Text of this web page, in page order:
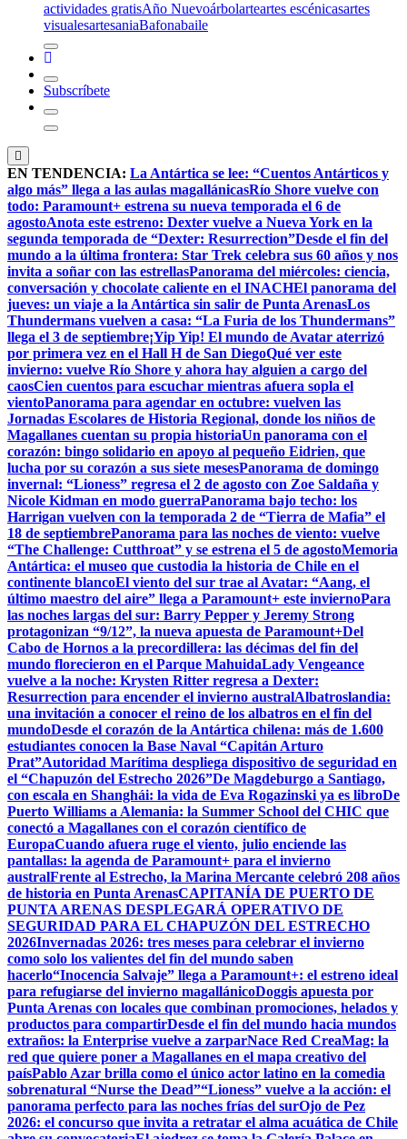
actividades gratisAño Nuevoárbolarteartes escénicasartes
visualesartesaniaBafonabaile
Subscríbete
EN TENDENCIA: La Antártica se lee: “Cuentos Antárticos y
algo más” llega a las aulas magallánicasRío Shore vuelve con
todo: Paramount+ estrena su nueva temporada el 6 de
agostoAnota este estreno: Dexter vuelve a Nueva York en la
segunda temporada de “Dexter: Resurrection”Desde el fin del
mundo a la última frontera: Star Trek celebra sus 60 años y nos
invita a soñar con las estrellasPanorama del miércoles: ciencia,
conversación y chocolate caliente en el INACHEl panorama del
jueves: un viaje a la Antártica sin salir de Punta ArenasLos
Thundermans vuelven a casa: “La Furia de los Thundermans”
llega el 3 de septiembre¡Yip Yip! El mundo de Avatar aterrizó
por primera vez en el Hall H de San DiegoQué ver este
invierno: vuelve Río Shore y ahora hay alguien a cargo del
caosCien cuentos para escuchar mientras afuera sopla el
vientoPanorama para agendar en octubre: vuelven las
Jornadas Escolares de Historia Regional, donde los niños de
Magallanes cuentan su propia historiaUn panorama con el
corazón: bingo solidario en apoyo al pequeño Eidrien, que
lucha por su corazón a sus siete mesesPanorama de domingo
invernal: “Lioness” regresa el 2 de agosto con Zoe Saldaña y
Nicole Kidman en modo guerraPanorama bajo techo: los
Harrigan vuelven con la temporada 2 de “Tierra de Mafia” el
18 de septiembrePanorama para las noches de viento: vuelve
“The Challenge: Cutthroat” y se estrena el 5 de agostoMemoria
Antártica: el museo que custodia la historia de Chile en el
continente blancoEl viento del sur trae al Avatar: “Aang, el
último maestro del aire” llega a Paramount+ este inviernoPara
las noches largas del sur: Barry Pepper y Jeremy Strong
protagonizan “9/12”, la nueva apuesta de Paramount+Del
Cabo de Hornos a la precordillera: las décimas del fin del
mundo florecieron en el Parque MahuidaLady Vengeance
vuelve a la noche: Krysten Ritter regresa a Dexter:
Resurrection para encender el invierno australAlbatroslandia:
una invitación a conocer el reino de los albatros en el fin del
mundoDesde el corazón de la Antártica chilena: más de 1.600
estudiantes conocen la Base Naval “Capitán Arturo
Prat”Autoridad Marítima despliega dispositivo de seguridad en
el “Chapuzón del Estrecho 2026”De Magdeburgo a Santiago,
con escala en Shanghái: la vida de Eva Rogazinski ya es libroDe
Puerto Williams a Alemania: la Summer School del CHIC que
conectó a Magallanes con el corazón científico de
EuropaCuando afuera ruge el viento, julio enciende las
pantallas: la agenda de Paramount+ para el invierno
australFrente al Estrecho, la Marina Mercante celebró 208 años
de historia en Punta ArenasCAPITANÍA DE PUERTO DE
PUNTA ARENAS DESPLEGARÁ OPERATIVO DE
SEGURIDAD PARA EL CHAPUZÓN DEL ESTRECHO
2026Invernadas 2026: tres meses para celebrar el invierno
como solo los valientes del fin del mundo saben
hacerlo“Inocencia Salvaje” llega a Paramount+: el estreno ideal
para refugiarse del invierno magallánicoDoggis apuesta por
Punta Arenas con locales que combinan promociones, helados y
productos para compartirDesde el fin del mundo hacia mundos
extraños: la Enterprise vuelve a zarparNace Red CreaMag: la
red que quiere poner a Magallanes en el mapa creativo del
paísPablo Azar brilla como el único actor latino en la comedia
sobrenatural “Nurse the Dead”“Lioness” vuelve a la acción: el
panorama perfecto para las noches frías del surOjo de Pez
2026: el concurso que invita a retratar el alma acuática de Chile